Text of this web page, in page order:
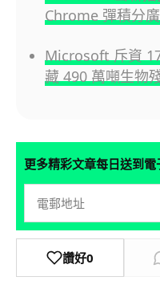
Chrome 彈積分
Microsoft 斥資
藏 490 萬噸生物
更多精彩文章每日送到電
讚好0